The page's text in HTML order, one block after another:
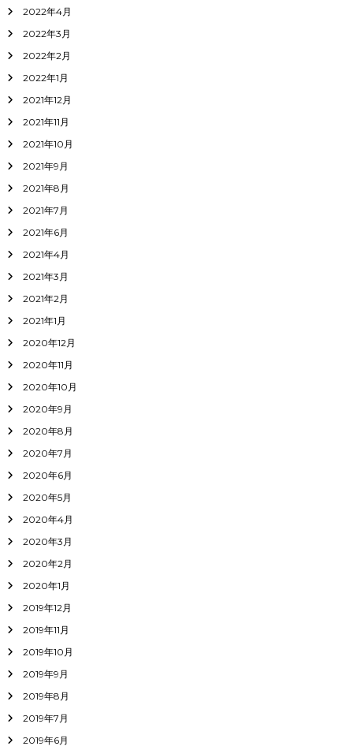
2022年4月
2022年3月
2022年2月
2022年1月
2021年12月
2021年11月
2021年10月
2021年9月
2021年8月
2021年7月
2021年6月
2021年4月
2021年3月
2021年2月
2021年1月
2020年12月
2020年11月
2020年10月
2020年9月
2020年8月
2020年7月
2020年6月
2020年5月
2020年4月
2020年3月
2020年2月
2020年1月
2019年12月
2019年11月
2019年10月
2019年9月
2019年8月
2019年7月
2019年6月